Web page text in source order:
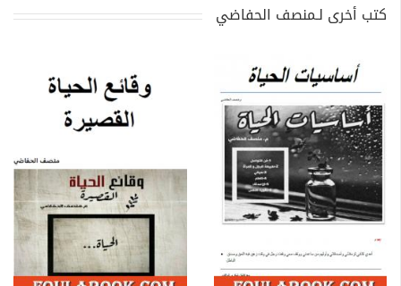
كتب أخرى لـمنصف الحفاضي